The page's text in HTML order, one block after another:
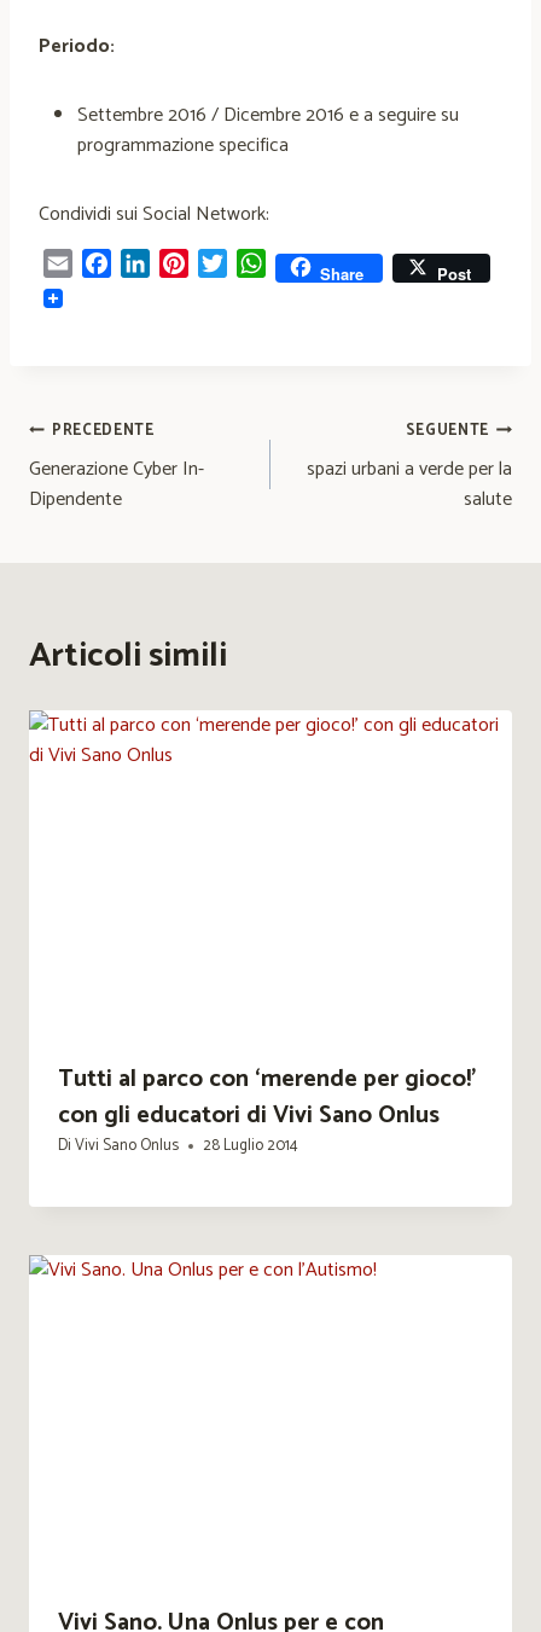
Periodo:
Settembre 2016 / Dicembre 2016 e a seguire su
programmazione specifica
Condividi sui Social Network:
o
k
I
n
s
W
p
Share Post
Navigazione
articoli
PRECEDENTE
Generazione Cyber In-
Dipendente
SEGUENTE
spazi urbani a verde per la
salute
Articoli simili
Tutti al parco con ‘merende per gioco!’
con gli educatori di Vivi Sano Onlus
DiVivi Sano Onlus 28 Luglio 2014
Vivi Sano. Una Onlus per e con